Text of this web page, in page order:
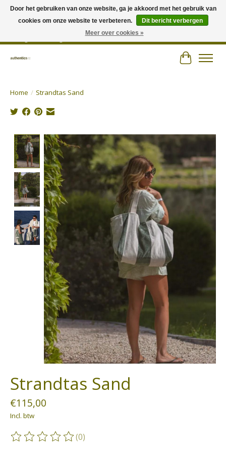
Wij hechten veel belang aan persoonlijk advies en zorgen voor jouw outfit! |
Authentics - Plezantstraat 22 - 9220 Hamme - Tel 052 25 67 00 - Open van
Home / Strandtas Sand
Product image slideshow Items
Strandtas Sand
€115,00
Incl. btw
De beoordeling van dit product is
(0)
Door het gebruiken van onze website, ga je akkoord met het gebruik van
cookies om onze website te verbeteren.
Dit bericht verbergen
Meer over cookies »